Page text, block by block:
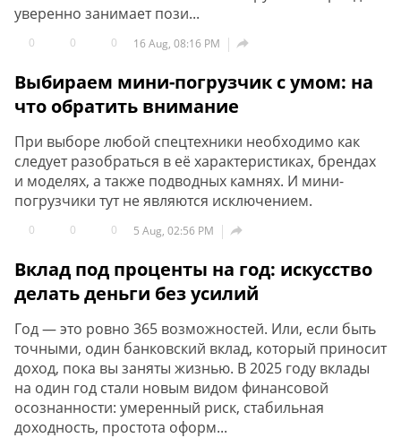
уверенно занимает пози...
0 0 0 16 Aug, 08:16 PM 
Выбираем мини-погрузчик с умом: на
что обратить внимание
При выборе любой спецтехники необходимо как
следует разобраться в её характеристиках, брендах
и моделях, а также подводных камнях. И мини-
погрузчики тут не являются исключением.
0 0 0 5 Aug, 02:56 PM 
Вклад под проценты на год: искусство
делать деньги без усилий
Год — это ровно 365 возможностей. Или, если быть
точными, один банковский вклад, который приносит
доход, пока вы заняты жизнью. В 2025 году вклады
на один год стали новым видом финансовой
осознанности: умеренный риск, стабильная
доходность, простота оформ...